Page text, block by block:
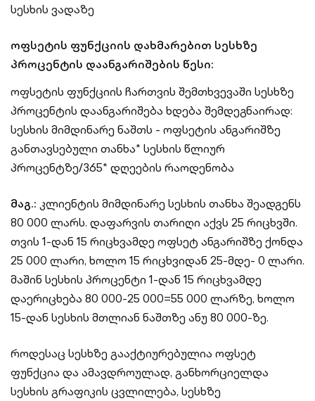
სესხის ვადაზე
ოფსეტის ფუნქციის დახმარებით სესხზე
პროცენტის დაანგარიშების წესი:
ოფსეტის ფუნქციის ჩართვის შემთხვევაში სესხზე
პროცენტის დაანგარიშება ხდება შემდეგნაირად:
სესხის მიმდინარე ნაშთს - ოფსეტის ანგარიშზე
განთავსებული თანხა* სესხის წლიურ
პროცენტზე/365* დღეების რაოდენობა
მაგ.: კლიენტის მიმდინარე სესხის თანხა შეადგენს
80 000 ლარს. დაფარვის თარიღი აქვს 25 რიცხვში.
თვის 1-დან 15 რიცხვამდე ოფსეტ ანგარიშზე ქონდა
25 000 ლარი, ხოლო 15 რიცხვიდან 25-მდე- 0 ლარი.
მაშინ სესხის პროცენტი 1-დან 15 რიცხვამდე
დაერიცხება 80 000-25 000=55 000 ლარზე, ხოლო
15-დან სესხის მთლიან ნაშთზე ანუ 80 000-ზე.
როდესაც სესხზე გააქტიურებულია ოფსეტ
ფუნქცია და ამავდროულად, განხორციელდა
სესხის გრაფიკის ცვლილება, სესხზე